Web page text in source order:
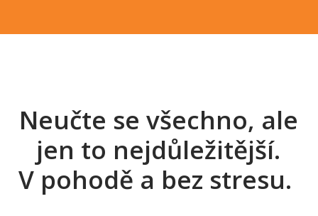
Neučte se všechno, ale
jen to nejdůležitější.
V pohodě a bez stresu.